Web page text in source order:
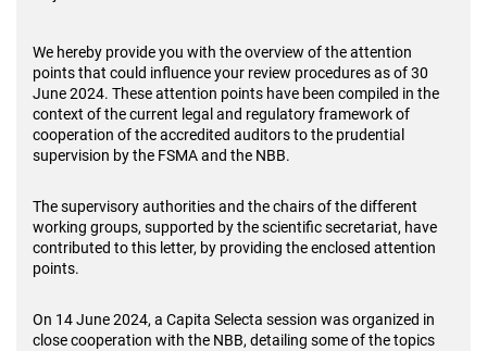
We hereby provide you with the overview of the attention
points that could influence your review procedures as of 30
June 2024. These attention points have been compiled in the
context of the current legal and regulatory framework of
cooperation of the accredited auditors to the prudential
supervision by the FSMA and the NBB.
The supervisory authorities and the chairs of the different
working groups, supported by the scientific secretariat, have
contributed to this letter, by providing the enclosed attention
points.
On 14 June 2024, a Capita Selecta session was organized in
close cooperation with the NBB, detailing some of the topics